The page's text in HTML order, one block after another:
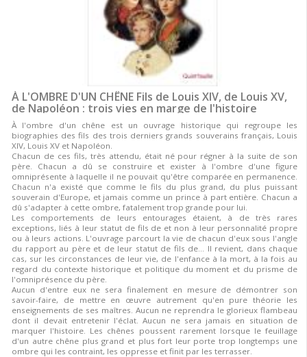
À L'OMBRE D'UN CHÊNE Fils de Louis XIV, de Louis XV,
de Napoléon : trois vies en marge de l'histoire
À l'ombre d'un chêne est un ouvrage historique qui regroupe les
biographies des fils des trois derniers grands souverains français, Louis
XIV, Louis XV et Napoléon.
Chacun de ces fils, très attendu, était né pour régner à la suite de son
père. Chacun a dû se construire et exister à l'ombre d'une figure
omniprésente à laquelle il ne pouvait qu'être comparée en permanence.
Chacun n'a existé que comme le fils du plus grand, du plus puissant
souverain d'Europe, et jamais comme un prince à part entière. Chacun a
dû s'adapter à cette ombre, fatalement trop grande pour lui.
Les comportements de leurs entourages étaient, à de très rares
exceptions, liés à leur statut de fils de et non à leur personnalité propre
ou à leurs actions. L'ouvrage parcourt la vie de chacun d'eux sous l'angle
du rapport au père et de leur statut de fils de... Il revient, dans chaque
cas, sur les circonstances de leur vie, de l'enfance à la mort, à la fois au
regard du contexte historique et politique du moment et du prisme de
l'omniprésence du père.
Aucun d'entre eux ne sera finalement en mesure de démontrer son
savoir-faire, de mettre en œuvre autrement qu'en pure théorie les
enseignements de ses maîtres. Aucun ne reprendra le glorieux flambeau
dont il devait entretenir l'éclat. Aucun ne sera jamais en situation de
marquer l'histoire. Les chênes poussent rarement lorsque le feuillage
d'un autre chêne plus grand et plus fort leur porte trop longtemps une
ombre qui les contraint, les oppresse et finit par les terrasser.